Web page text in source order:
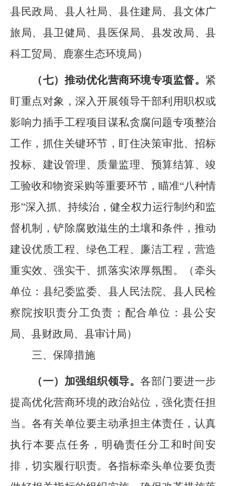
县 民政局、 县人社局、 县住建局、 县文体广
旅局、 县卫健局、 县 医保局、 县发改局、 县
科工贸局、 鹿寨生态环境局）
（七）推动优化营商环境专项监督。 紧
盯重点对象， 深入开展领导干部利用职权或
影响力插手工程项目谋私贪腐问题专项整治
工作，抓住关键环节，盯住决策审批、招标
投标、建设管理、质量监理、预算结算、竣
工验收和物资采购等重要环节，瞄准“八种情
形”深入抓、持续治，健全权力运行制约和监
督机制，铲除腐败滋生的土壤和条件，推动
建设优质工程、绿色工程、廉洁工程，营造
重实效、强实干、抓落实浓厚氛围。
（牵头
单位：县纪委监委、 县人民法院、 县人民检
察院按职责分工负责；配合单位：县公安
局、 县财政局、 县审计局）
三、保障措施
（一）加强组织领导。 各部门要进一步
提高优化营商环境的政治站位， 强化责任担
当。各有关单位要主动承担主体责任，认真
执行本要点任务， 明确责任分工和时间安
排，切实履行职责。各指标牵头单位要负责